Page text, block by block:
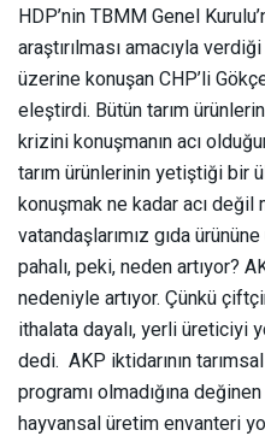
HDP’nin TBMM Genel
araştırılması amacıyla
üzerine konuşan CHP’li
eleştirdi. Bütün tarım
krizini konuşmanın acı
tarım ürünlerinin yetiştiği bir
konuşmak ne kadar acı
vatandaşlarımız gıda
pahalı, peki, neden artıyor?
nedeniyle artıyor. Çünkü
ithalata dayalı, yerli üreticiyi
dedi. AKP iktidarının
programı olmadığına
hayvansal üretim envanteri